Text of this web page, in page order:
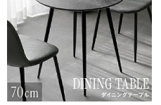
円形テーブル